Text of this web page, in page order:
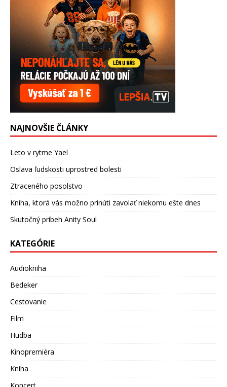
NAJNOVŠIE ČLÁNKY
Leto v rytme Yael
Oslava ľudskosti uprostred bolesti
Ztraceného posolstvo
Kniha, ktorá vás možno prinúti zavolať niekomu ešte dnes
Skutočný príbeh Anity Soul
KATEGÓRIE
Audiokniha
Bedeker
Cestovanie
Film
Hudba
Kinopremiéra
Kniha
Koncert